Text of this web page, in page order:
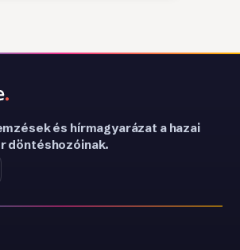
és hírmagyarázat a hazai
döntéshozóinak.